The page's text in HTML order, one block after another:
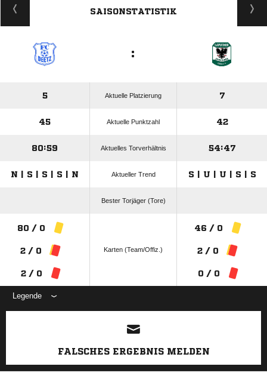
SAISONSTATISTIK
:
5 Aktuelle Platzierung 7
45 Aktuelle Punktzahl 42
80:59 Aktuelles Torverhältnis 54:47
N | S | S | S | N Aktueller Trend S | U | U | S | S
Bester Torjäger (Tore)
80 / 0
2 / 0
2 / 0
Karten (Team/Offiz.)
46 / 0
2 / 0
0 / 0
Legende
ANZEIGE
FALSCHES ERGEBNIS MELDEN